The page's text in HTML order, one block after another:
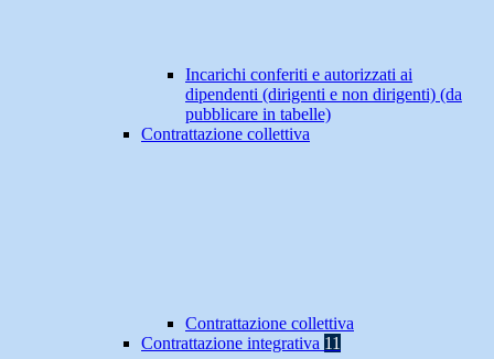
Incarichi conferiti e autorizzati ai
dipendenti (dirigenti e non dirigenti) (da
pubblicare in tabelle)
Contrattazione collettiva
Contrattazione collettiva
Contrattazione integrativa 11